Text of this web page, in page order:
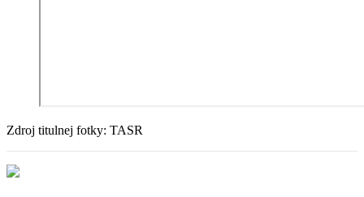
Zdroj titulnej fotky: TASR